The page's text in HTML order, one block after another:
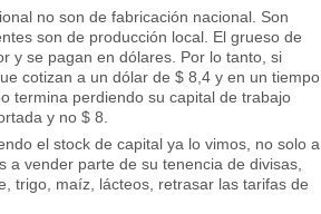
no son de fabricación nacional. Son
son de producción local. El grueso de
y se pagan en dólares. Por lo tanto, si
cotizan a un dólar de $ 8,4 y en un tiempo
termina perdiendo su capital de trabajo
y no $ 8.
el stock de capital ya lo vimos, no solo a
vender parte de su tenencia de divisas,
trigo, maíz, lácteos, retrasar las tarifas de